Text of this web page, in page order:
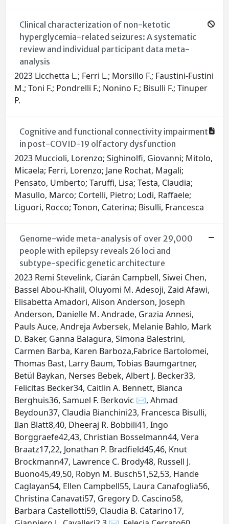
Clinical characterization of non-ketotic
hyperglycemia-related seizures: A systematic
review and individual participant data meta-
analysis
2023 Licchetta L.; Ferri L.; Morsillo F.; Faustini-Fustini
M.; Toni F.; Pondrelli F.; Nonino F.; Bisulli F.; Tinuper
P.
Cognitive and functional connectivity impairment
in post-COVID-19 olfactory dysfunction
2023 Muccioli, Lorenzo; Sighinolfi, Giovanni; Mitolo,
Micaela; Ferri, Lorenzo; Jane Rochat, Magali;
Pensato, Umberto; Taruffi, Lisa; Testa, Claudia;
Masullo, Marco; Cortelli, Pietro; Lodi, Raffaele;
Liguori, Rocco; Tonon, Caterina; Bisulli, Francesca
Genome-wide meta-analysis of over 29,000
people with epilepsy reveals 26 loci and
subtype-specific genetic architecture
2023 Remi Stevelink, Ciarán Campbell, Siwei Chen,
Bassel Abou-Khalil, Oluyomi M. Adesoji, Zaid Afawi,
Elisabetta Amadori, Alison Anderson, Joseph
Anderson, Danielle M. Andrade, Grazia Annesi,
Pauls Auce, Andreja Avbersek, Melanie Bahlo, Mark
D. Baker, Ganna Balagura, Simona Balestrini,
Carmen Barba, Karen Barboza,Fabrice Bartolomei,
Thomas Bast, Larry Baum, Tobias Baumgartner,
Betül Baykan, Nerses Bebek, Albert J. Becker33,
Felicitas Becker34, Caitlin A. Bennett, Bianca
Berghuis36, Samuel F. Berkovic ✉, Ahmad
Beydoun37, Claudia Bianchini23, Francesca Bisulli,
Ilan Blatt8,40, Dheeraj R. Bobbili41, Ingo
Borggraefe42,43, Christian Bosselmann44, Vera
Braatz17,22, Jonathan P. Bradfield45,46, Knut
Brockmann47, Lawrence C. Brody48, Russell J.
Buono45,49,50, Robyn M. Busch51,52,53, Hande
Caglayan54, Ellen Campbell55, Laura Canafoglia56,
Christina Canavati57, Gregory D. Cascino58,
Barbara Castellotti59, Claudia B. Catarino17,